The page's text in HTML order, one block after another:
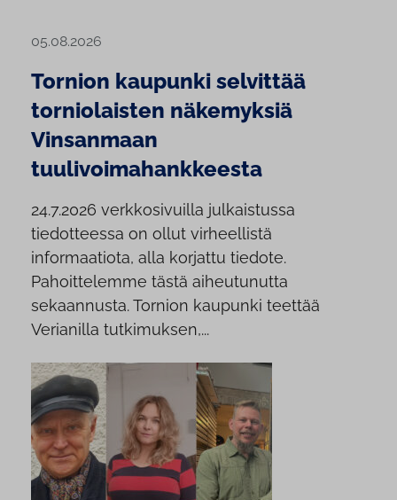
05.08.2026
Tornion kaupunki selvittää
torniolaisten näkemyksiä
Vinsanmaan
tuulivoimahankkeesta
24.7.2026 verkkosivuilla julkaistussa
tiedotteessa on ollut virheellistä
informaatiota, alla korjattu tiedote.
Pahoittelemme tästä aiheutunutta
sekaannusta. Tornion kaupunki teettää
Verianilla tutkimuksen,...